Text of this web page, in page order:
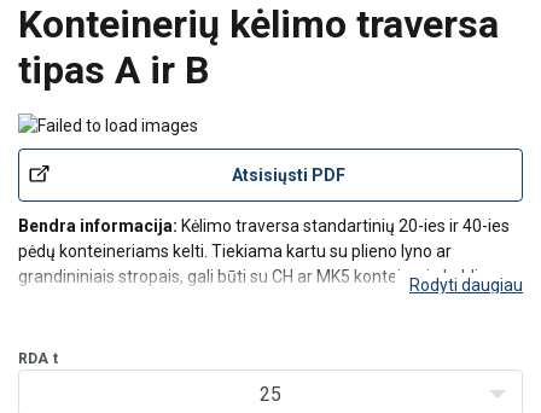
Konteinerių kėlimo traversa
tipas A ir B
Atsisiųsti PDF
Bendra informacija: Kėlimo traversa standartinių 20-ies ir 40-ies
pėdų konteineriams kelti. Tiekiama kartu su plieno lyno ar
grandininiais stropais, gali būti su CH ar MK5 konteinerių kablias
Rodyti daugiau
RDA t
25